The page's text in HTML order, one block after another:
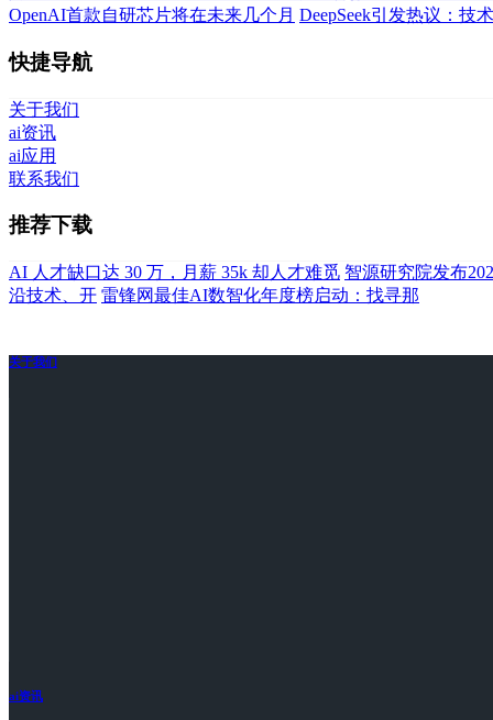
OpenAI首款自研芯片将在未来几个月 DeepSeek引发热议：技
快捷导航
关于我们
ai资讯
ai应用
联系我们
推荐下载
AI 人才缺口达 30 万，月薪 35k 却人才难觅 智源研究院发布
沿技术、开 雷锋网最佳AI数智化年度榜启动：找寻那
关于我们
ai资讯